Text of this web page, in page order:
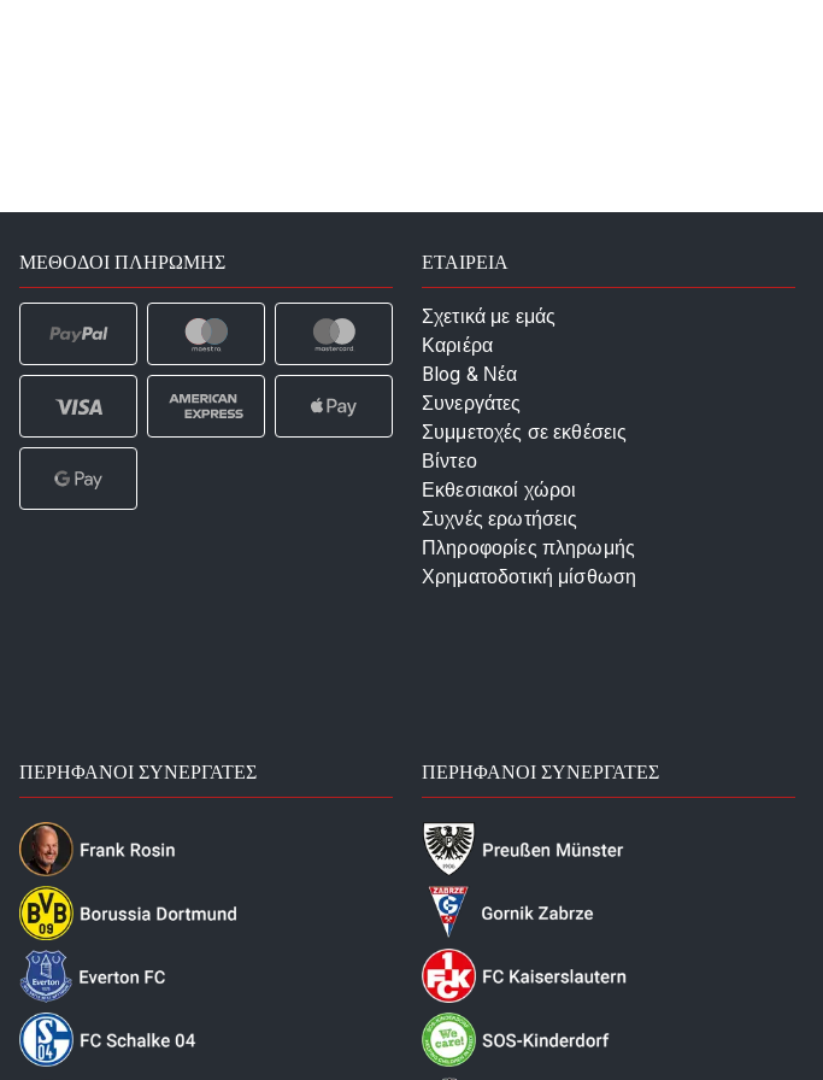
ΜΈΘΟΔΟΙ ΠΛΗΡΩΜΉΣ ΕΤΑΙΡΕΙΑ
Σχετικά με εμάς
Καριέρα
Blog & Νέα
Συνεργάτες
Συμμετοχές σε εκθέσεις
Βίντεο
Εκθεσιακοί χώροι
Συχνές ερωτήσεις
Πληροφορίες πληρωμής
Χρηματοδοτική μίσθωση
ΠΕΡΉΦΑΝΟΙ ΣΥΝΕΡΓΆΤΕΣ ΠΕΡΉΦΑΝΟΙ ΣΥΝΕΡΓΆΤΕΣ